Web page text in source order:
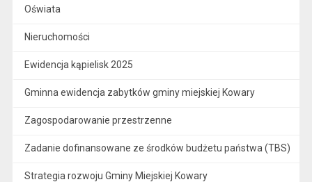
Oświata
Nieruchomości
Ewidencja kąpielisk 2025
Gminna ewidencja zabytków gminy miejskiej Kowary
Zagospodarowanie przestrzenne
Zadanie dofinansowane ze środków budżetu państwa (TBS)
Strategia rozwoju Gminy Miejskiej Kowary